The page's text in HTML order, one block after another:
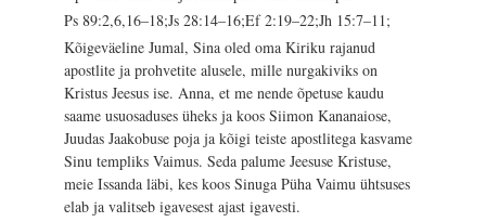
Ps 89:2,6,16–18;Js 28:14–16;Ef 2:19–22;Jh 15:7–11;
Kõigeväeline Jumal, Sina oled oma Kiriku rajanud
apostlite ja prohvetite alusele, mille nurgakiviks on
Kristus Jeesus ise. Anna, et me nende õpetuse kaudu
saame usuosaduses üheks ja koos Siimon Kananaiose,
Juudas Jaakobuse poja ja kõigi teiste apostlitega kasvame
Sinu templiks Vaimus. Seda palume Jeesuse Kristuse,
meie Issanda läbi, kes koos Sinuga Püha Vaimu ühtsuses
elab ja valitseb igavesest ajast igavesti.